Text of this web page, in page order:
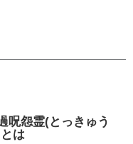
呪怨霊(とっきゅう
は